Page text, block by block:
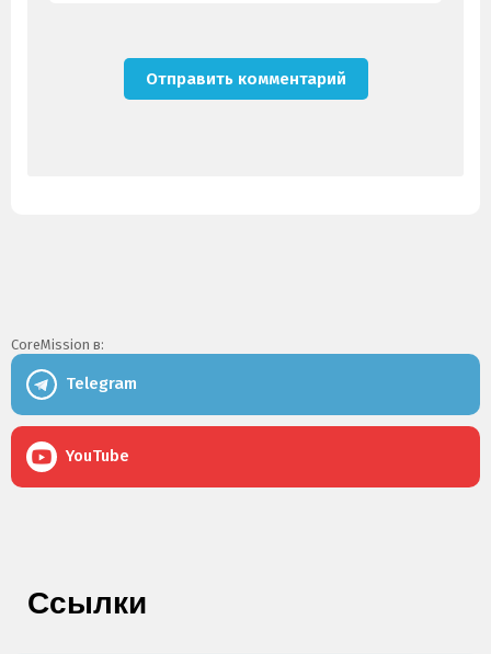
CoreMission в:
Telegram
YouTube
Ссылки